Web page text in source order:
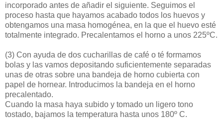
incorporado antes de añadir el siguiente. Seguimos el
proceso hasta que hayamos acabado todos los huevos y
obtengamos una masa homogénea, en la que el huevo esté
totalmente integrado. Precalentamos el horno a unos 225ºC.
(3) Con ayuda de dos cucharillas de café o té formamos
bolas y las vamos depositando suficientemente separadas
unas de otras sobre una bandeja de horno cubierta con
papel de hornear. Introducimos la bandeja en el horno
precalentado.
Cuando la masa haya subido y tomado un ligero tono
tostado, bajamos la temperatura hasta unos 180º C.